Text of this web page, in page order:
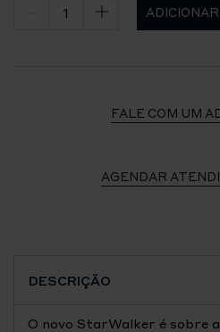
ADICIONAR
FALE COM UM
AGENDAR
DESCRIÇÃO
O novo StarWalker é sobre